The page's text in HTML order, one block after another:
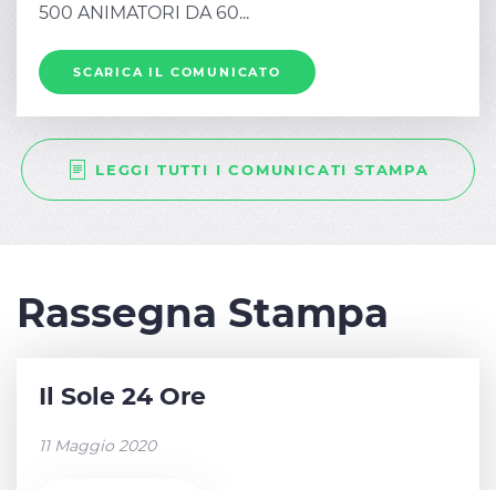
500 ANIMATORI DA 60...
SCARICA IL COMUNICATO
LEGGI TUTTI I COMUNICATI STAMPA
Rassegna Stampa
Il Sole 24 Ore
11 Maggio 2020